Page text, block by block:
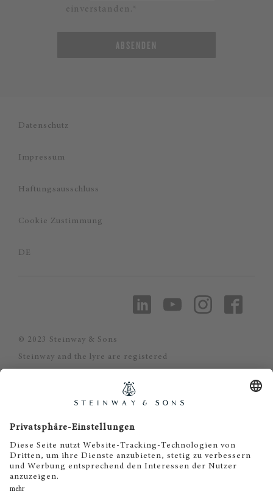
einverstanden.*
ABSENDEN
Datenschutz
Impressum
Haftungsausschluss
Cookie Zustimmung
DE
© 2023 Steinway & Sons
Steinway and the lyre are registered
Piano-Haus Kunze
Inh. Matthias Kunze
Puschkinstrasse 32
19055 Schwerin
Tel. 0385 - 56 59 56